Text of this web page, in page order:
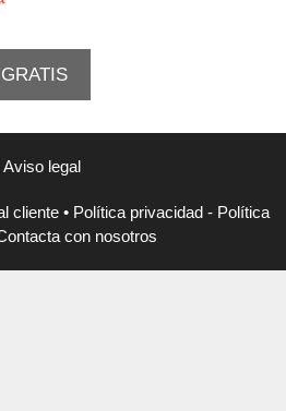
Aviso legal
cliente • Política privacidad - Política
con nosotros